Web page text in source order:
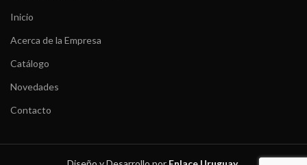
Inicio
Acerca de la Empresa
Catálogo
Novedades
Contacto